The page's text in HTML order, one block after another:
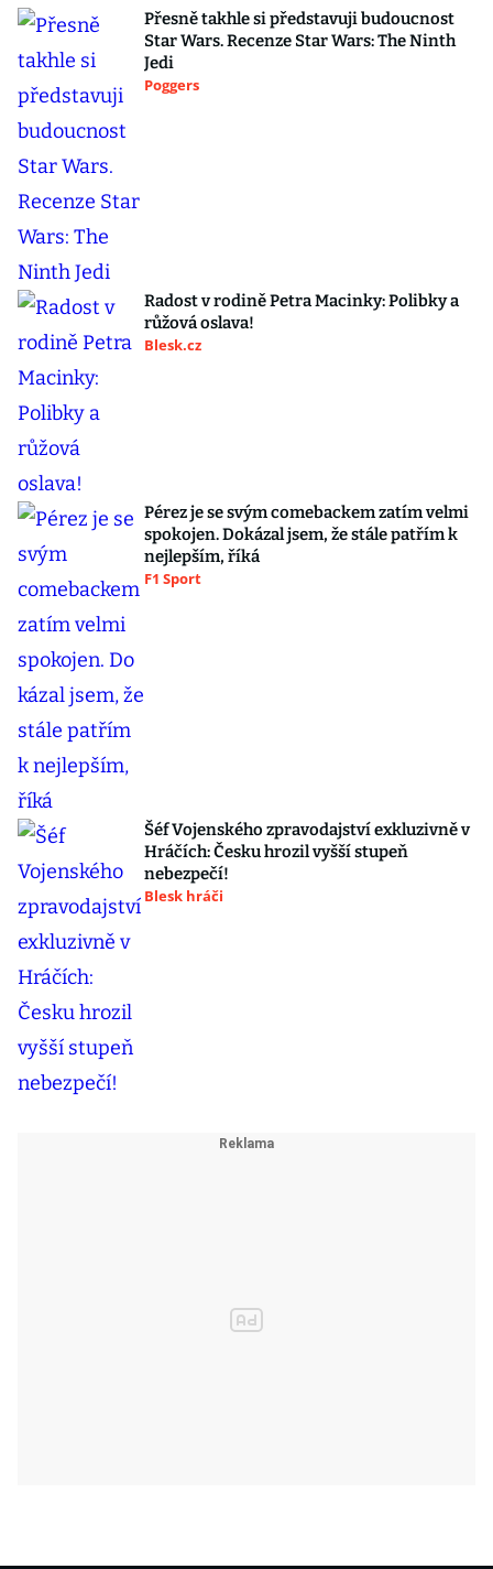
Přesně takhle si představuji budoucnost
Star Wars. Recenze Star Wars: The Ninth
Jedi
Poggers
Radost v rodině Petra Macinky: Polibky a
růžová oslava!
Blesk.cz
Pérez je se svým comebackem zatím velmi
spokojen. Dokázal jsem, že stále patřím k
nejlepším, říká
F1 Sport
Šéf Vojenského zpravodajství exkluzivně v
Hráčích: Česku hrozil vyšší stupeň
nebezpečí!
Blesk hráči